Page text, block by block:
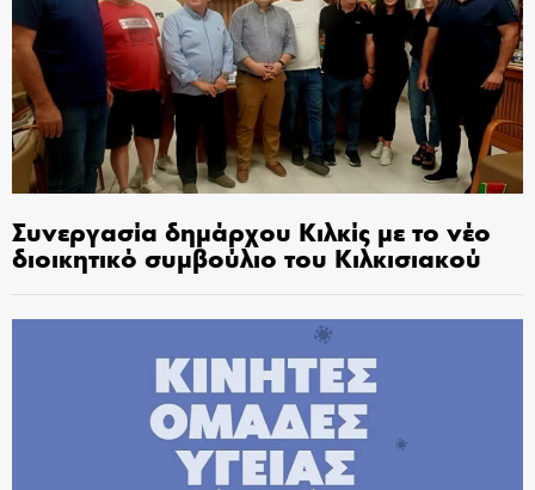
Συνεργασία δημάρχου Κιλκίς με το νέο
διοικητικό συμβούλιο του Κιλκισιακού